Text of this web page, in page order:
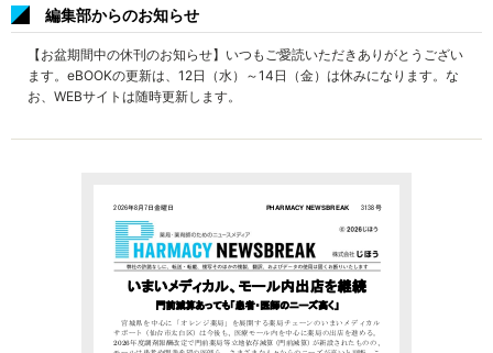
編集部からのお知らせ
【お盆期間中の休刊のお知らせ】いつもご愛読いただきありがとうござい
ます。eBOOKの更新は、12日（水）～14日（金）は休みになります。な
お、WEBサイトは随時更新します。